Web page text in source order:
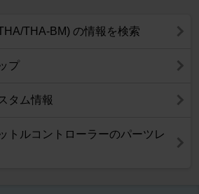
THA-BM) の情報を検索
プ
タム情報
トルコントローラーのパーツレ